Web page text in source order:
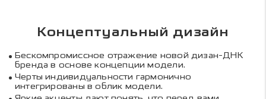
Концептуальный дизайн
Бескомпромиссное отражение новой дизан-ДНК
бренда в основе концепции модели.
Черты индивидуальности гармонично
интегрированы в облик модели.